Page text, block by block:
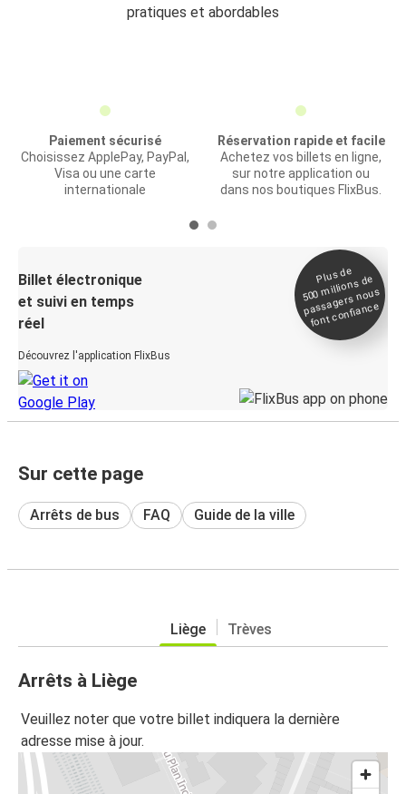
pratiques et abordables
Paiement sécurisé
Choisissez ApplePay, PayPal,
Visa ou une carte
internationale
Réservation rapide et facile
Achetez vos billets en ligne,
sur notre application ou
dans nos boutiques FlixBus.
Billet électronique
et suivi en temps
réel
Découvrez l'application FlixBus
Plus de
500
millions de
passagers nous
font confiance
Sur cette page
Arrêts de bus FAQ Guide de la ville
Liège Trèves
Arrêts à Liège
Veuillez noter que votre billet indiquera la dernière
adresse mise à jour.